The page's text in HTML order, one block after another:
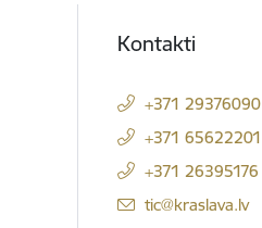
Kontakti
+371 29376090
+371 65622201
+371 26395176
E-pasts:
tic@kraslava.lv